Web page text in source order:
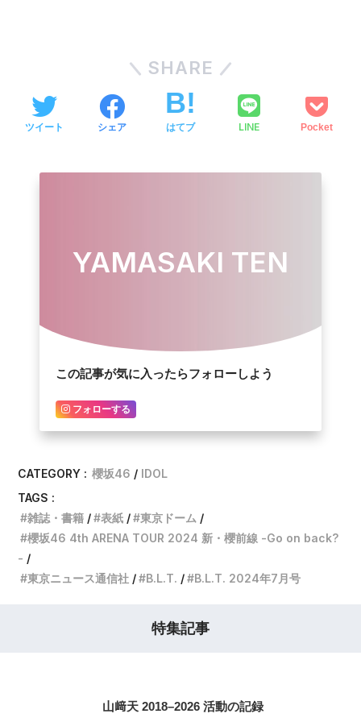
SHARE
ツイート シェア はてブ LINE Pocket
YAMASAKI TEN
この記事が気に入ったらフォローしよう
フォローする
CATEGORY : 櫻坂46
IDOL
TAGS :
雑誌・書籍
表紙
東京ドーム
櫻坂46 4th ARENA TOUR 2024 新・櫻前線 -Go on back?
-
東京ニュース通信社
B.L.T. B.L.T. 2024年7月号
特集記事
山﨑天 2018–2026 活動の記録